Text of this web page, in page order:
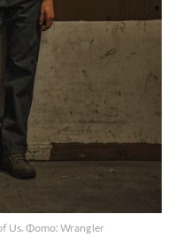
Us. Фото: Wrangler